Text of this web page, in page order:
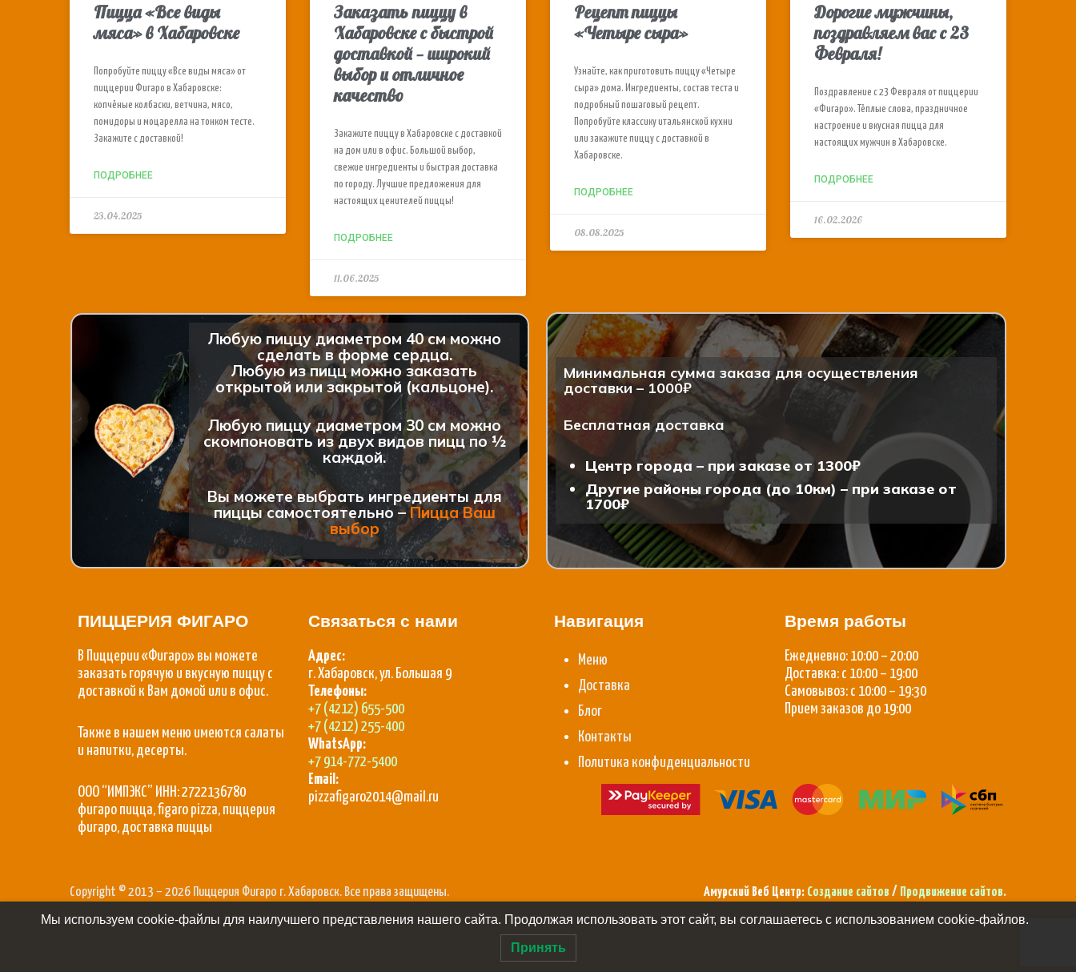
Пицца «Все виды
мяса» в Хабаровске
Попробуйте пиццу «Все виды мяса» от
пиццерии Фигаро в Хабаровске:
копчёные колбаски, ветчина, мясо,
помидоры и моцарелла на тонком тесте.
Закажите с доставкой!
ПОДРОБНЕЕ
23.04.2025
Заказать пиццу в
Хабаровске с быстрой
доставкой — широкий
выбор и отличное
качество
Закажите пиццу в Хабаровске с доставкой
на дом или в офис. Большой выбор,
свежие ингредиенты и быстрая доставка
по городу. Лучшие предложения для
настоящих ценителей пиццы!
ПОДРОБНЕЕ
11.06.2025
Рецепт пиццы
«Четыре сыра»
Узнайте, как приготовить пиццу «Четыре
сыра» дома. Ингредиенты, состав теста и
подробный пошаговый рецепт.
Попробуйте классику итальянской кухни
или закажите пиццу с доставкой в
Хабаровске.
ПОДРОБНЕЕ
08.08.2025
Дорогие мужчины,
поздравляем вас с 23
Февраля!
Поздравление с 23 Февраля от пиццерии
«Фигаро». Тёплые слова, праздничное
настроение и вкусная пицца для
настоящих мужчин в Хабаровске.
ПОДРОБНЕЕ
16.02.2026
Любую пиццу диаметром 40 см можно
сделать в форме сердца.
Любую из пицц можно заказать
открытой или закрытой (кальцоне).
Любую пиццу диаметром 30 см можно
скомпоновать из двух видов пицц по ½
каждой.
Вы можете выбрать ингредиенты для
пиццы самостоятельно –Пицца Ваш
выбор
Минимальная сумма заказа для осуществления
доставки – 1000₽
Бесплатная доставка
Центр города – при заказе от 1300₽
Другие районы города (до 10км) – при заказе от
1700₽
ПИЦЦЕРИЯ ФИГАРО
В Пиццерии «Фигаро» вы можете
заказать горячую и вкусную пиццу с
доставкой к Вам домой или в офис.
Также в нашем меню имеются салаты
и напитки, десерты.
ООО “ИМПЭКС” ИНН: 2722136780
фигаро пицца, figaro pizza, пиццерия
фигаро, доставка пиццы
Связаться с нами
Адрес:
г. Хабаровск, ул. Большая 9
Телефоны:
+7 (4212) 655-500
+7 (4212) 255-400
WhatsApp:
+7 914-772-5400
Email:
pizzafigaro2014@mail.ru
Навигация
Меню
Доставка
Блог
Контакты
Политика конфиденциальности
Время работы
Ежедневно: 10:00 – 20:00
Доставка: с 10:00 – 19:00
Самовывоз: с 10:00 – 19:30
Прием заказов до 19:00
Copyright © 2013 – 2026 Пиццерия Фигаро г. Хабаровск. Все права защищены. Амурский Веб Центр: Создание сайтов/ Продвижение сайтов.
Мы используем cookie-файлы для наилучшего представления нашего сайта. Продолжая использовать этот сайт, вы соглашаетесь с использованием cookie-файлов.
Принять